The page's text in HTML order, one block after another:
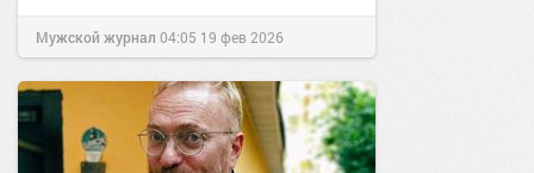
Мужской журнал 04:05 19 фев 2026